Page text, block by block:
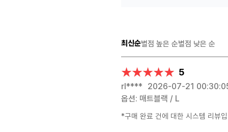
최신순별점 높은 순별점 낮은 순
★★★★★
★★★★★ 5
rl**** 2026-07-21
옵션: 매트블랙 / L
*구매 완료 건에 대한 시스템 리뷰